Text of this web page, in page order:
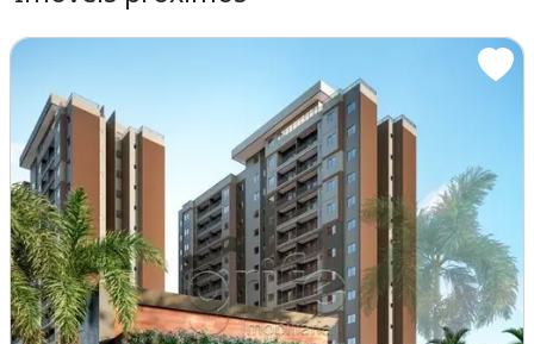
Lazer completo
Deck c/churrasqueira
Piscina com chuveirão
Playground
Ampla área verde
Coworking
Espaço fitnnes
Mini campo telado